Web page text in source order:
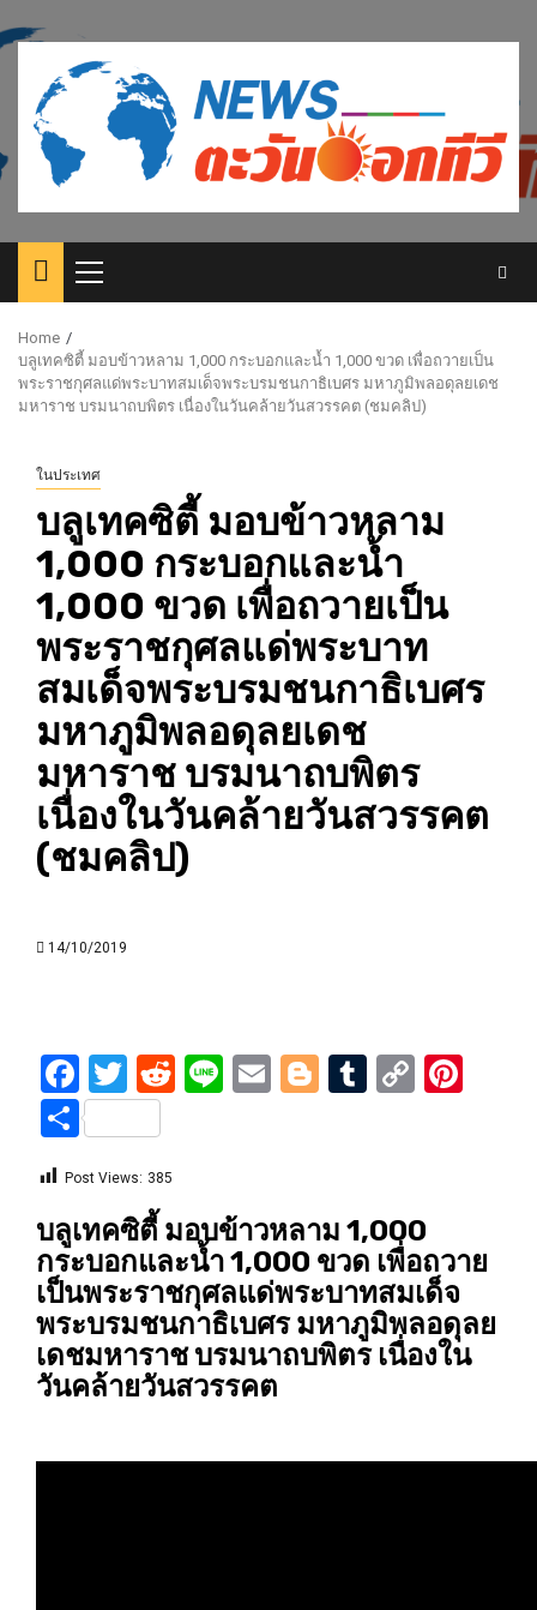
to
content
Primary
Menu
Home
บลูเทคซิตี้ มอบข้าวหลาม 1,000 กระบอกและน้ำ 1,000 ขวด เพื่อถวายเป็น
พระราชกุศลแด่พระบาทสมเด็จพระบรมชนกาธิเบศร มหาภูมิพลอดุลยเดช
มหาราช บรมนาถบพิตร เนื่องในวันคล้ายวันสวรรคต (ชมคลิป)
ในประเทศ
บลูเทคซิตี้ มอบข้าวหลาม
1,000 กระบอกและน้ำ
1,000 ขวด เพื่อถวายเป็น
พระราชกุศลแด่พระบาท
สมเด็จพระบรมชนกาธิเบศร
มหาภูมิพลอดุลยเดช
มหาราช บรมนาถบพิตร
เนื่องในวันคล้ายวันสวรรคต
(ชมคลิป)
14/10/2019
Facebook
Twitter
Reddit
LineEmailBlogger
Tumblr
Copy
Share
Post Views: 385
บลูเทคซิตี้ มอบข้าวหลาม 1,000
กระบอกและน้ำ 1,000 ขวด เพื่อถวาย
เป็นพระราชกุศลแด่พระบาทสมเด็จ
พระบรมชนกาธิเบศร มหาภูมิพลอดุลย
เดชมหาราช บรมนาถบพิตร เนื่องใน
วันคล้ายวันสวรรคต